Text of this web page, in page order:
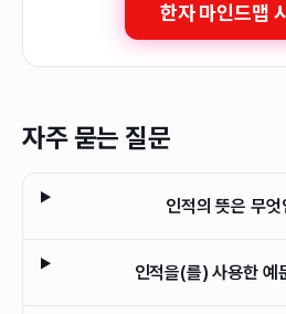
한자 마인드맵
자주 묻는 질문
인적의 뜻은 무
인적을(를) 사용한 예